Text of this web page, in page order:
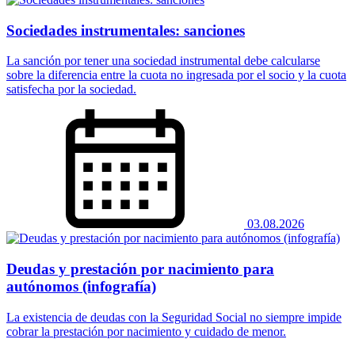
Sociedades instrumentales: sanciones
La sanción por tener una sociedad instrumental debe calcularse
sobre la diferencia entre la cuota no ingresada por el socio y la cuota
satisfecha por la sociedad.
03.08.2026
Deudas y prestación por nacimiento para
autónomos (infografía)
La existencia de deudas con la Seguridad Social no siempre impide
cobrar la prestación por nacimiento y cuidado de menor.